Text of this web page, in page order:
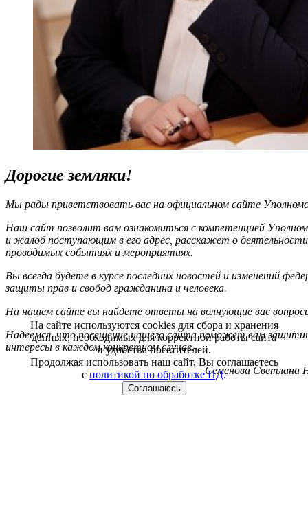
Дорогие земляки!
Мы рады приветствовать вас на официальном сайте
Наш сайт позволит вам ознакомиться с компетенцией
и жалоб поступающим в его адрес, расскажет о
проводимых событиях и мероприятиях.
Вы всегда будете в курсе последних новостей и изменений
защиты прав и свобод гражданина и человека.
На нашем сайте вы найдете ответы на волнующие вас
Надеемся, что посещение нашего сайта поможет вам
интересы в каждом конкретном случае.
Семенова Светлана
На сайте используются cookies для сбора и хранения
данных, необходимых для корректной работы сайта
и удобства посетителей.
Продолжая использовать наш сайт, Вы соглашаетесь
с политикой по обработке ПД.
Соглашаюсь